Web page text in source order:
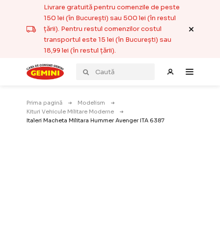
Livrare gratuită pentru comenzile de peste
150 lei (în București) sau 500 lei (în restul
țării). Pentru restul comenzilor costul
transportul este 15 lei (în București) sau
18,99 lei (în restul țării).
Prima pagină
Modelism
Kituri Vehicule Militare Moderne
Italeri Macheta Militara Hummer Avenger ITA 6387